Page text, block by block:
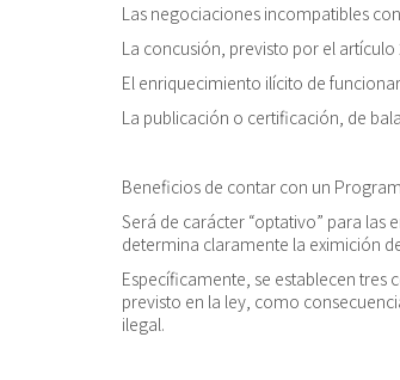
Las negociaciones incompatibles
La concusión, previsto por el artículo
El enriquecimiento ilícito de
La publicación o certificación, de
Beneficios de contar con un
Será de carácter “optativo” para
determina claramente la eximición
Específicamente, se establecen
previsto en la ley, como
ilegal.